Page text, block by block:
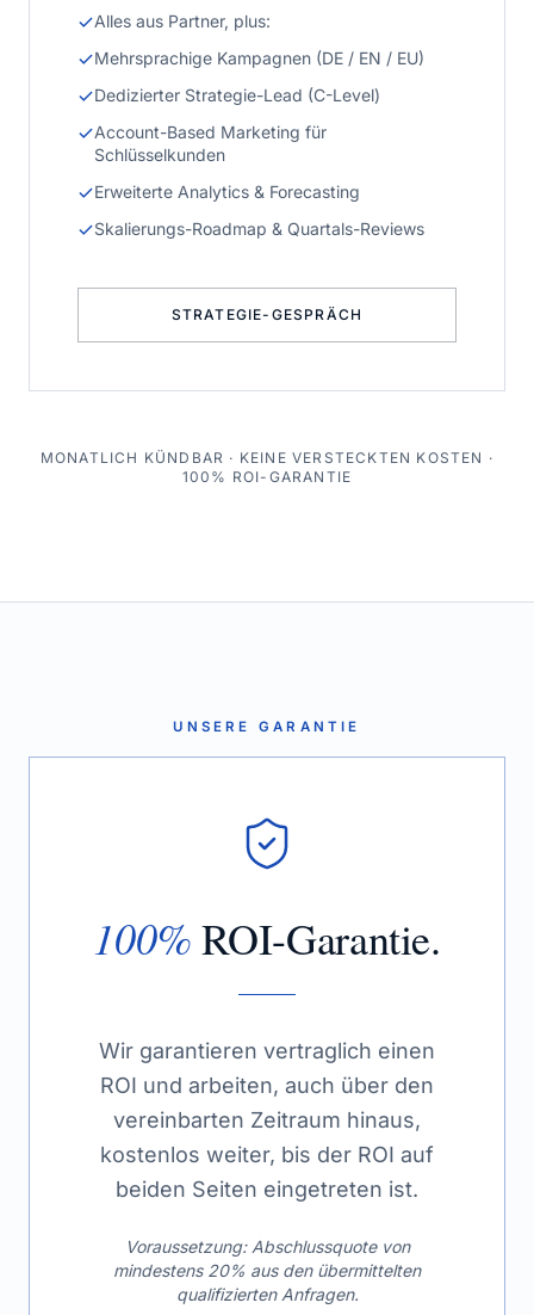
Alles aus Partner, plus:
Mehrsprachige Kampagnen (DE / EN / EU)
Dedizierter Strategie-Lead (C-Level)
Account-Based Marketing für
Schlüsselkunden
Erweiterte Analytics & Forecasting
Skalierungs-Roadmap & Quartals-Reviews
STRATEGIE-GESPRÄCH
MONATLICH KÜNDBAR · KEINE VERSTECKTEN KOSTEN ·
100% ROI-GARANTIE
UNSERE GARANTIE
100%ROI-Garantie.
Wir garantieren vertraglich einen
ROI und arbeiten, auch über den
vereinbarten Zeitraum hinaus,
kostenlos weiter, bis der ROI auf
beiden Seiten eingetreten ist.
Voraussetzung: Abschlussquote von
mindestens 20% aus den übermittelten
qualifizierten Anfragen.